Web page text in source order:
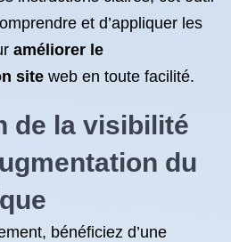
et d’appliquer les
améliorer le
site web en toute facilité.
de la visibilité
du
bénéficiez d’une